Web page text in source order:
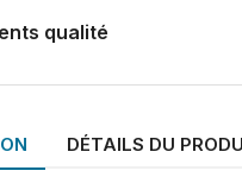
qualité
DÉTAILS DU